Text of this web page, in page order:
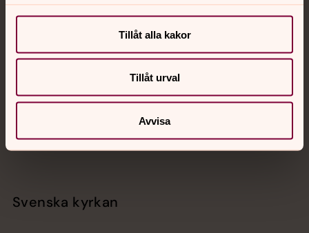
Tillåt alla kakor
Tillåt urval
Avvisa
Jourhavande präst
med en präst på kvällar och nätter.
Chatt
Svenska kyrkan